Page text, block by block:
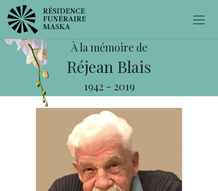
À la mémoire de
Réjean Blais
1942 - 2019